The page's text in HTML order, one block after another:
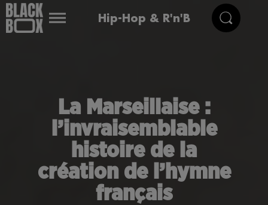
Hip-Hop & R'n'B
La Marseillaise :
l’invraisemblable
histoire de la
création de l’hymne
français